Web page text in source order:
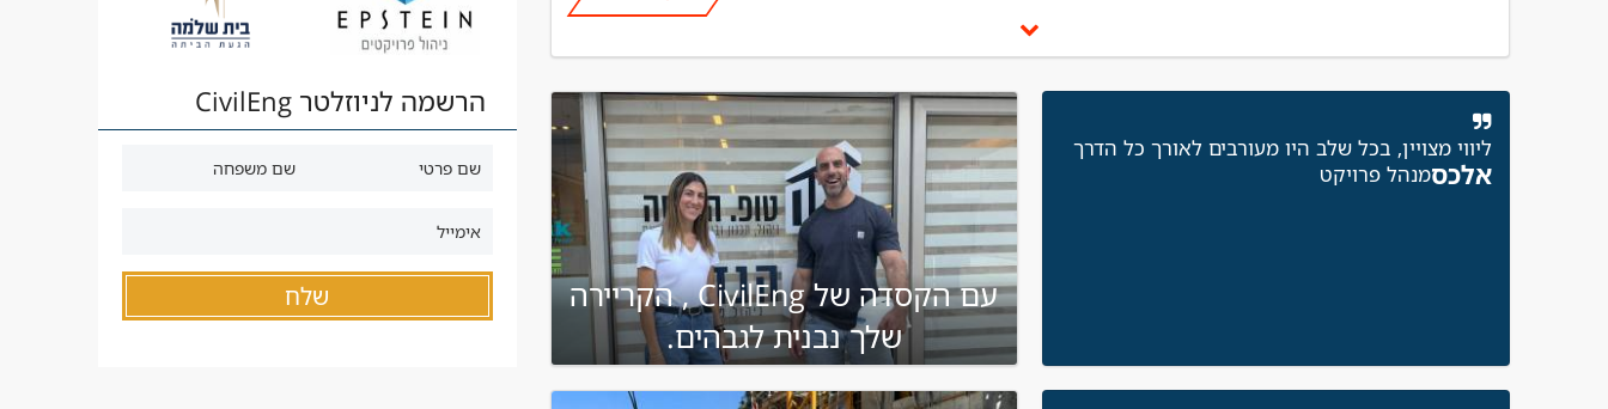
ליווי מצויין, בכל שלב היו מעורבים לאורך כל הדרך
אלכסמנהל פרויקט
עם הקסדה של CivilEng , הקריירה
שלך נבנית לגבהים.
הרשמה לניוזלטר CivilEng